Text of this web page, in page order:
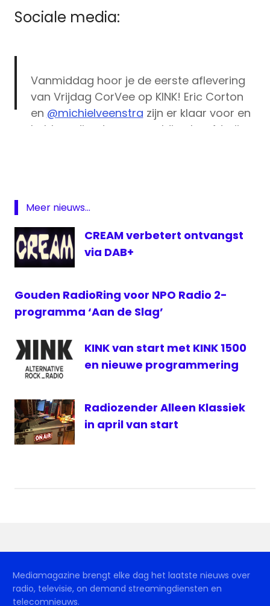
Sociale media:
Vanmiddag hoor je de eerste aflevering
van Vrijdag CorVee op KINK! Eric Corton
en @michielveenstra zijn er klaar voor en
hebben direct een geweldige hoofdprijs
— KINK (@KINKpuntnl)
Corvee
Meer nieuws...
CREAM verbetert ontvangst
via DAB+
Gouden RadioRing voor NPO Radio 2-
programma ‘Aan de Slag’
KINK van start met KINK 1500
en nieuwe programmering
Radiozender Alleen Klassiek
in april van start
Mediamagazine brengt elke dag het laatste nieuws over
radio, televisie, on demand streamingdiensten en
telecomnieuws.